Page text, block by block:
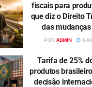
fiscais para
que diz o Direito
das
POR ADMIN 6
Tarifa de 25%
produtos
decisão